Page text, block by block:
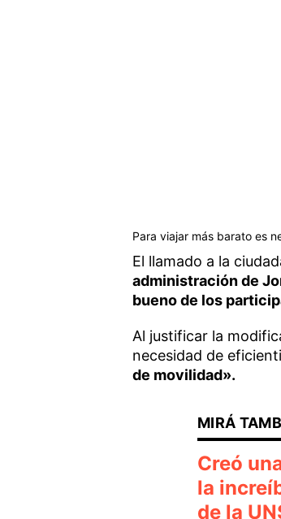
Para viajar más barato es
El llamado a la
administración de
bueno de los
Al justificar la
necesidad de
de movilidad».
Creó
la
de la